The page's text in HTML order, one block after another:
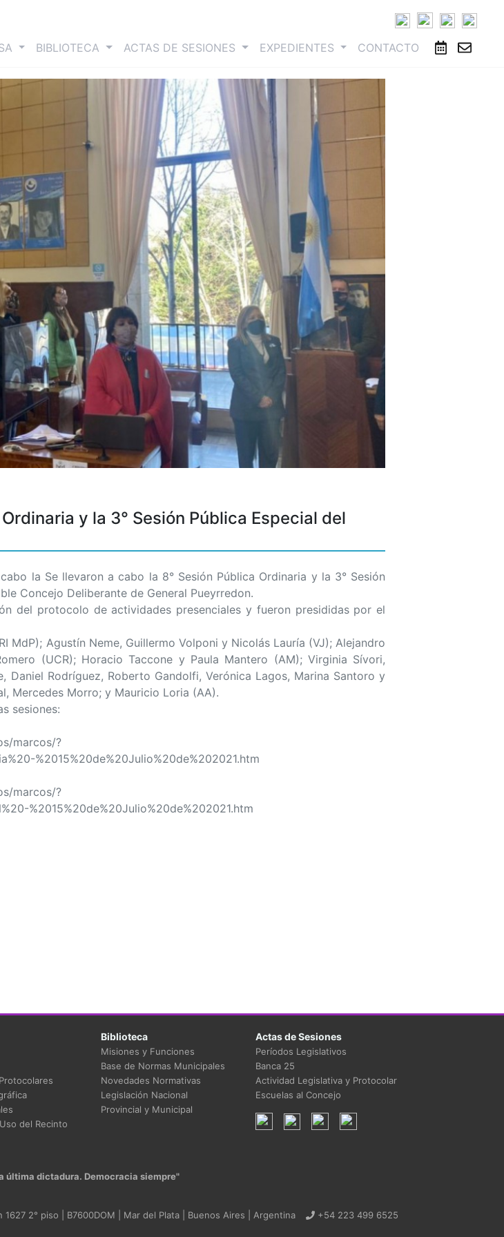
BIBLIOTECA ACTAS DE SESIONES EXPEDIENTES CONTACTO
y la 3° Sesión Pública Especial del
la Se llevaron a cabo la 8° Sesión Pública Ordinaria y la 3° Sesión
Concejo Deliberante de General Pueyrredon.
del protocolo de actividades presenciales y fueron presididas por el
MdP); Agustín Neme, Guillermo Volponi y Nicolás Lauría (VJ); Alejandro
(UCR); Horacio Taccone y Paula Mantero (AM); Virginia Sívori,
Daniel Rodríguez, Roberto Gandolfi, Verónica Lagos, Marina Santoro y
Mercedes Morro; y Mauricio Loria (AA).
sesiones:
marcos/?
%2015%20de%20Julio%20de%202021.htm
marcos/?
%2015%20de%20Julio%20de%202021.htm
del Recinto
Biblioteca
Misiones y Funciones
Base de Normas Municipales
Novedades Normativas
Legislación Nacional
Provincial y Municipal
Actas de Sesiones
Períodos Legislativos
Banca 25
Actividad Legislativa y Protocolar
Escuelas al Concejo
última dictadura. Democracia siempre"
2° piso | B7600DOM | Mar del Plata | Buenos Aires | Argentina +54 223 499 6525